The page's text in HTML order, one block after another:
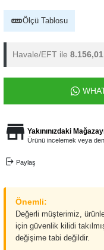
Ölçü Tablosu
Havale/EFT ile
Yakınınızdaki
Ürünü incelemek veya
Paylaş
Önemli:
Değerli müşterimiz,
için güvenlik kilidi
değişime tabi değildir.